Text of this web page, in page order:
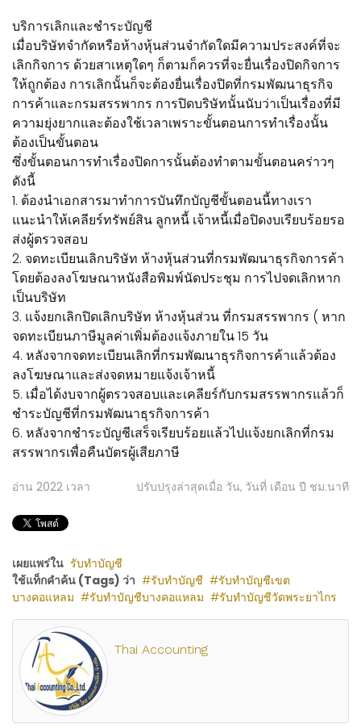
บริการเลิกและชำระบัญชี
เมื่อบริษัทจำกัดหรือห้างหุ้นส่วนจำกัดใดมีความประสงค์ที่จะ
เลิกกิจการ ด้วยสาเหตุใดๆ ก็ตามก็ควรที่จะยื่นเรื่องปิดกิจการ
ให้ถูกต้อง การเลิกนั้นก็จะต้องยื่นเรื่องปิดที่กรมพัฒนาธุรกิจ
การค้าและกรมสรรพากร การปิดบริษัทนั้นนับว่าเป็นเรื่องที่มี
ความยุ่งยากและต้องใช้เวลาเพราะขั้นตอนการทำเรื่องนั้น
ต้องเป็นขั้นตอน
ซึ่งขั้นตอนการทำเรื่องปิดการนั้นต้องทำตามขั้นตอนคร่าวๆ
ดังนี้
1. ต้องนำเอกสารมาทำการบันทึกบัญชีขั้นตอนนี้ทางเรา
แนะนำให้เคลียร์ทรัพย์สิน ลูกหนี้ เจ้าหนี้เมื่อปิดงบเรียบร้อยรอ
ส่งผู้ตรวจสอบ
2. จดทะเบียนเลิกบริษัท ห้างหุ้นส่วนที่กรมพัฒนาธุรกิจการค้า
โดยต้องลงโฆษณาหนังสือพิมพ์นัดประชุม การไปจดเลิกหาก
เป็นบริษัท
3. แจ้งยกเลิกปิดเลิกบริษัท ห้างหุ้นส่วน ที่กรมสรรพากร ( หาก
จดทะเบียนภาษีมูลค่าเพิ่มต้องแจ้งภายใน 15 วัน
4. หลังจากจดทะเบียนเลิกที่กรมพัฒนาธุรกิจการค้าแล้วต้อง
ลงโฆษณาและส่งจดหมายแจ้งเจ้าหนี้
5. เมื่อได้งบจากผู้ตรวจสอบและเคลียร์กับกรมสรรพากรแล้วก็
ชำระบัญชีที่กรมพัฒนาธุรกิจการค้า
6. หลังจากชำระบัญชีเสร็จเรียบร้อยแล้วไปแจ้งยกเลิกที่กรม
สรรพากรเพื่อคืนบัตรผู้เสียภาษี
อ่าน 2022 เวลา ปรับปรุงล่าสุดเมื่อ วัน, วันที่ เดือน ปี ชม:นาที
เผยแพร่ใน รับทำบัญชี
ใช้แท็กคำค้น (Tags) ว่า
รับทำบัญชี
รับทำบัญชีเขต
บางคอแหลม
รับทำบัญชีบางคอแหลม รับทำบัญชีวัดพระยาไกร
Thai Accounting